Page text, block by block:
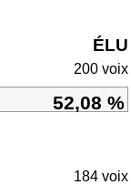
ÉLU
200 voix
52,08 %
184 voix